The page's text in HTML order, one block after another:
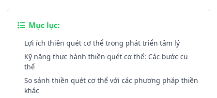
Mục lục:
Lợi ích thiền quét cơ thể trong phát triển tâm lý
Kỹ năng thực hành thiền quét cơ thể: Các bước cụ
thể
So sánh thiền quét cơ thể với các phương pháp thiền
khác